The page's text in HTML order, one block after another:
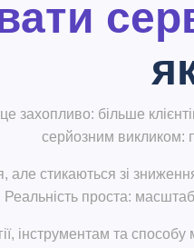
захопливо: більше
серйозним викликом:
стикаються зі
проста:
інструментам та